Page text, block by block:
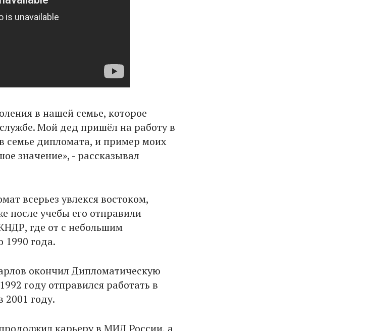
в нашей семье, которое
Мой дед пришёл на работу в
семье дипломата, и пример моих
значение», - рассказывал
всерьез увлекся востоком,
после учебы его отправили
где от с небольшим
1990 года.
окончил Дипломатическую
году отправился работать в
2001 году.